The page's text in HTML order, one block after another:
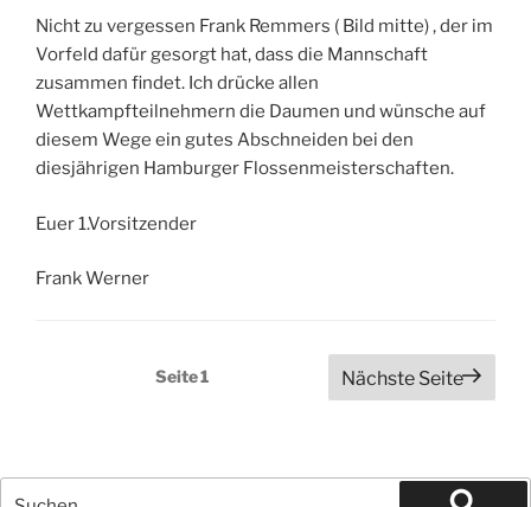
Nicht zu vergessen Frank Remmers ( Bild mitte) , der im
Vorfeld dafür gesorgt hat, dass die Mannschaft
zusammen findet. Ich drücke allen
Wettkampfteilnehmern die Daumen und wünsche auf
diesem Wege ein gutes Abschneiden bei den
diesjährigen Hamburger Flossenmeisterschaften.
Euer 1.Vorsitzender
Frank Werner
Seitennummerierung
Seite1 Nächste Seite